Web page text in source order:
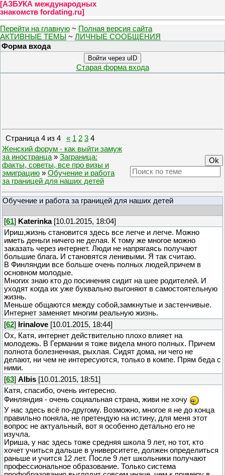
[АЗБУКА международных
знакомств fordating.ru]
Перейти на главную ~ Полная версия сайта
АКТИВНЫЕ ТЕМЫ ~ ЛИЧНЫЕ СООБЩЕНИЯ
Форма входа
Войти через uID
Старая форма входа
Страница4 из 4 « 1 2 3 4
Женский форум - как выйти замуж
за иностранца » Заграница:
факты, советы, все про визы и
эмиграцию » Обучение и работа
за границей для наших детей
Обучение и работа за границей для наших детей
[61] Katerinka[10.01.2015, 18:04]
Ириш,жизнь становится здесь все легче и легче. Можно
иметь деньги ничего не делая. К тому же многое можно
заказать через интернет. Люди не напрягаясь получают
большие блага. И становятся ленивыми. Я так считаю.
В Финляндии все больше очень полных людей,причем в
основном молодые.
Многих знаю кто до посинения сидит на шее родителей. И
уходят когда их уже буквально выгоняют в самостоятельную
жизнь.
Меньше общаются между собой,замкнутые и застенчивые.
Интернет заменяет многим реальную жизнь.
[62] Irinalove [10.01.2015, 18:44]
Ох, Катя, интернет действительно плохо влияет на
молодежь. В Германии я тоже видела много полных. Причем
полнота болезненная, рыхлая. Сидят дома, ни чего не
делают, ни чем не интересуются, только в компе. Прям беда с
ними.
[63] Albis [10.01.2015, 18:51]
Катя, спасибо, очень интересно.
Финляндия - очень социальная страна, живи не хочу
У нас здесь всё по-другому. Возможно, многое я не до конца
правильно поняла, не претендую на истину, для меня этот
вопрос не актуальный, вот я особенно детально его не
изучла.
Ириша, у нас здесь тоже средняя школа 9 лет, но тот, кто
хочет учиться дальше в университете, должен определиться
раньше и учится 12 лет. После 9 лет школьники получают
профессиональное образование. Только система